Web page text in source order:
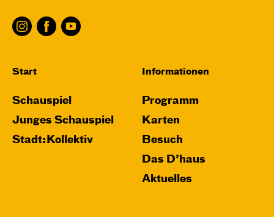
Start
Schauspiel
Junges Schauspiel
Stadt:Kollektiv
Informationen
Programm
Karten
Besuch
Das D’haus
Aktuelles